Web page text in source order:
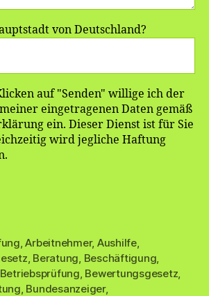
von Deutschland?
auf "Senden" willige ich der
eingetragenen Daten gemäß
ein. Dieser Dienst ist für Sie
wird jegliche Haftung
,Arbeitnehmer, Aushilfe,
Beratung Beschäftigung
Betriebsprüfung Bewertungsgesetz
Bundesanzeiger,